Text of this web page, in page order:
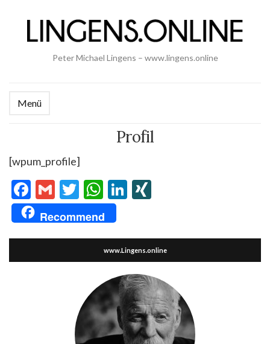
Peter Michael Lingens – www.lingens.online
Menü
Profil
[wpum_profile]
Facebook
GmailTwitter
WhatsApp
LinkedIn
Recommend
www.Lingens.online